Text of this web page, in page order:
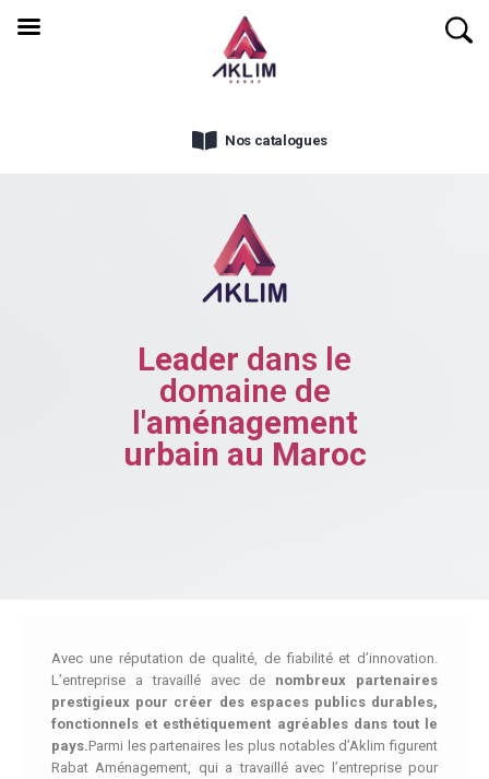
Nos catalogues
Leader dans le
domaine de
l'aménagement
urbain au Maroc
Avec une réputation de qualité, de fiabilité et d’innovation.
L’entreprise a travaillé avec de nombreux partenaires
prestigieux pour créer des espaces publics durables,
fonctionnels et esthétiquement agréables dans tout le
pays.Parmi les partenaires les plus notables d’Aklim figurent
Rabat Aménagement, qui a travaillé avec l’entreprise pour